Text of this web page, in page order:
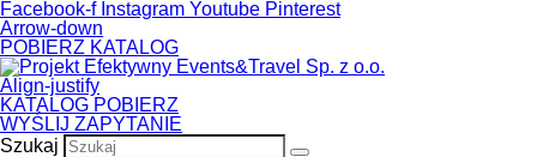
Skip to the content
Facebook-f Instagram Youtube Pinterest
Arrow-down
POBIERZ KATALOG
Align-justify
KATALOG POBIERZ
WYŚLIJ ZAPYTANIE
Szukaj